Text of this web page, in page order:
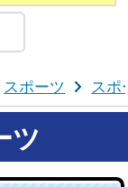
スポーツ スポ
ツ